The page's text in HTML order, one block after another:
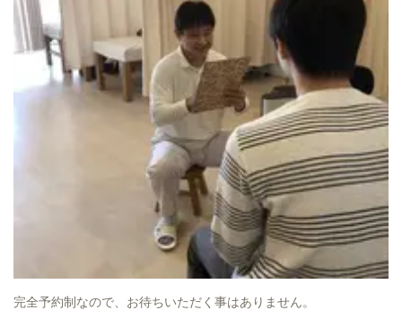
完全予約制なので、お待ちいただく事はありません。